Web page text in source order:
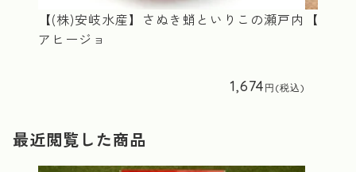
【(株)安岐水産】さぬき蛸といりこの瀬戸内
アヒージョ
1,674
【ヤ
最近閲覧した商品